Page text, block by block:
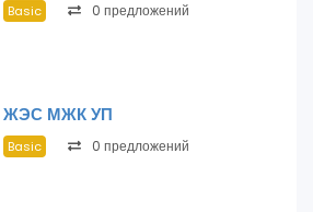
Basic 0 предложений
ЖЭС МЖК УП
Basic 0 предложений